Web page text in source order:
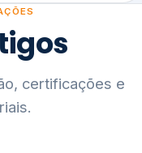
certificações e